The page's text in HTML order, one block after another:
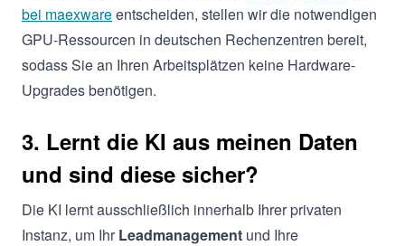
bei maexwareentscheiden, stellen wir die notwendigen
GPU-Ressourcen in deutschen Rechenzentren bereit,
sodass Sie an Ihren Arbeitsplätzen keine Hardware-
Upgrades benötigen.
3. Lernt die KI aus meinen Daten
und sind diese sicher?
Die KI lernt ausschließlich innerhalb Ihrer privaten
Instanz, um IhrLeadmanagement und Ihre